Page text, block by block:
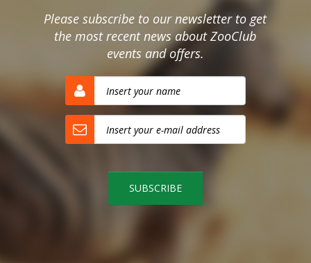
Please subscribe to our newsletter to get
the most recent news about ZooClub
events and offers.